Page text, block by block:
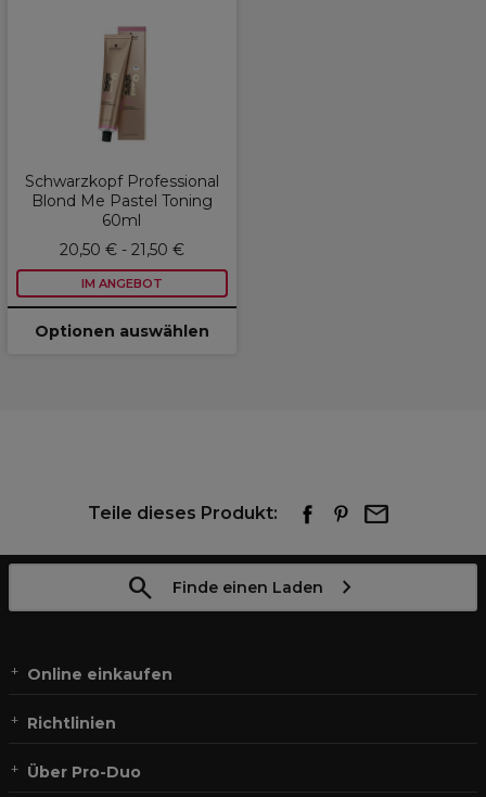
Schwarzkopf Professional
Blond Me Pastel Toning
60ml
20,50 € - 21,50 €
IM ANGEBOT
Optionen auswählen
Teile dieses Produkt:
Finde einen Laden
Online einkaufen
Richtlinien
Über Pro-Duo